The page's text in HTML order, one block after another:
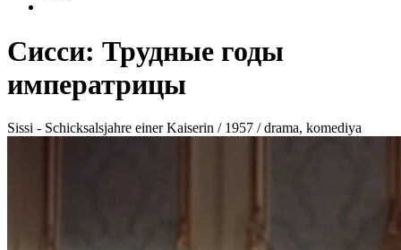
Сисси: Трудные годы
императрицы
Sissi - Schicksalsjahre einer Kaiserin / 1957 / drama, komediya